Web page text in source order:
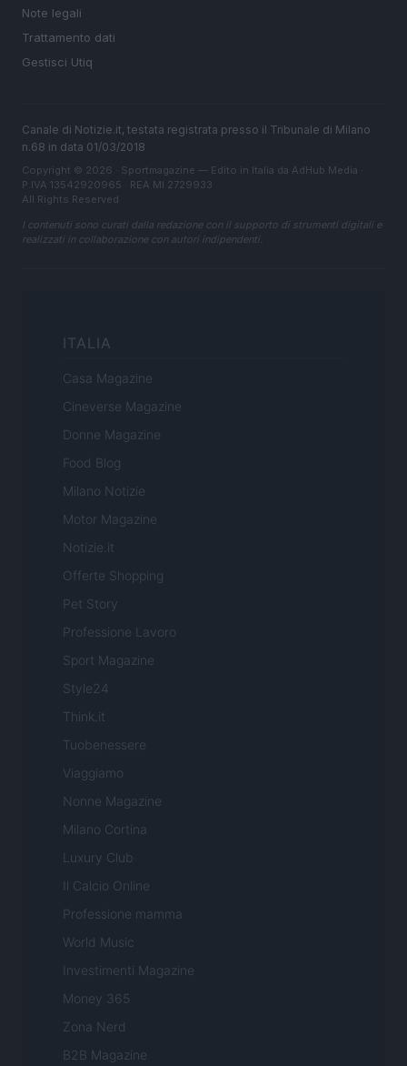
Note legali
Trattamento dati
Gestisci Utiq
Canale di Notizie.it, testata registrata presso il Tribunale di Milano
n.68 in data 01/03/2018
Copyright © 2026 · Sportmagazine — Edito in Italia da AdHub Media
P.IVA 13542920965 · REA MI 2729933
All Rights Reserved
I contenuti sono curati dalla redazione con il supporto di strumenti digitali e
realizzati in collaborazione con autori indipendenti.
ITALIA
Casa Magazine
Cineverse Magazine
Donne Magazine
Food Blog
Milano Notizie
Motor Magazine
Notizie.it
Offerte Shopping
Pet Story
Professione Lavoro
Sport Magazine
Style24
Think.it
Tuobenessere
Viaggiamo
Nonne Magazine
Milano Cortina
Luxury Club
Il Calcio Online
Professione mamma
World Music
Investimenti Magazine
Money 365
Zona Nerd
B2B Magazine